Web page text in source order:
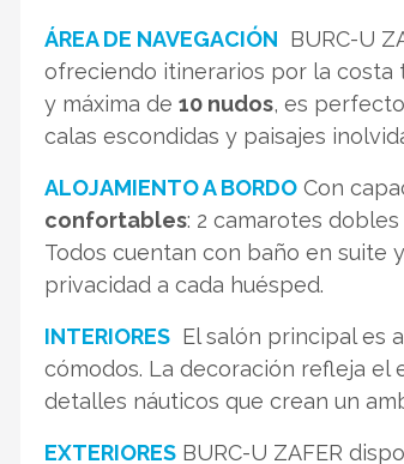
ÁREA DE NAVEGACIÓN BURC-U
ofreciendo itinerarios por la costa
y máxima de 10 nudos, es
calas escondidas y paisajes
ALOJAMIENTO A BORDO Con
confortables: 2 camarotes
Todos cuentan con baño en suite
privacidad a cada huésped.
INTERIORES El salón principal es
cómodos. La decoración refleja
detalles náuticos que crean un
EXTERIORES BURC-U ZAFER